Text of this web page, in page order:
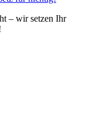
– wir setzen Ihr